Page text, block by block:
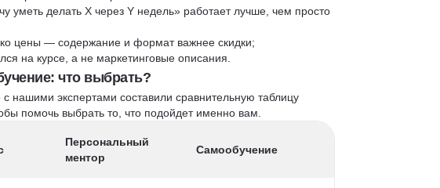
уметь делать X через Y недель» работает лучше, чем просто
цены — содержание и формат важнее скидки;
на курсе, а не маркетинговые описания.
что выбрать?
нашими экспертами составили сравнительную таблицу
помочь выбрать то, что подойдет именно вам.
Персональный
ментор
Самообучение